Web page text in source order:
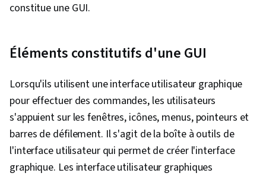
constitue une GUI.
Éléments constitutifs d'une GUI
Lorsqu'ils utilisent une interface utilisateur graphique
pour effectuer des commandes, les utilisateurs
s'appuient sur les fenêtres, icônes, menus, pointeurs et
barres de défilement. Il s'agit de la boîte à outils de
l'interface utilisateur qui permet de créer l'interface
graphique. Les interface utilisateur graphiques